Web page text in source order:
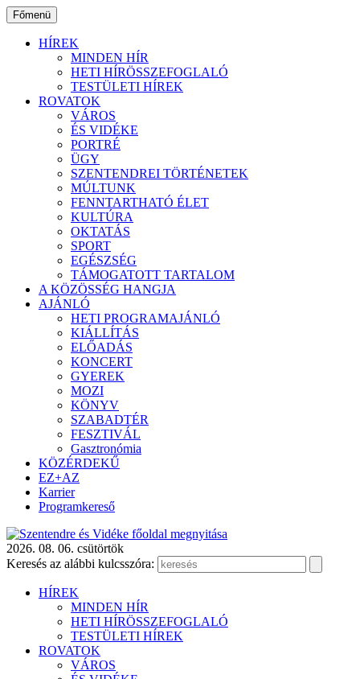
Ugrás
a
tartalomhoz
Főmenü
HÍREK
MINDEN HÍR
HETI HÍRÖSSZEFOGLALÓ
TESTÜLETI HÍREK
ROVATOK
VÁROS
ÉS VIDÉKE
PORTRÉ
ÜGY
SZENTENDREI TÖRTÉNETEK
MÚLTUNK
FENNTARTHATÓ ÉLET
KULTÚRA
OKTATÁS
SPORT
EGÉSZSÉG
TÁMOGATOTT TARTALOM
A KÖZÖSSÉG HANGJA
AJÁNLÓ
HETI PROGRAMAJÁNLÓ
KIÁLLÍTÁS
ELŐADÁS
KONCERT
GYEREK
MOZI
KÖNYV
SZABADTÉR
FESZTIVÁL
Gasztronómia
KÖZÉRDEKŰ
EZ+AZ
Karrier
Programkereső
2026. 08. 06. csütörtök
Keresés az alábbi kulcsszóra:
HÍREK
MINDEN HÍR
HETI HÍRÖSSZEFOGLALÓ
TESTÜLETI HÍREK
ROVATOK
VÁROS